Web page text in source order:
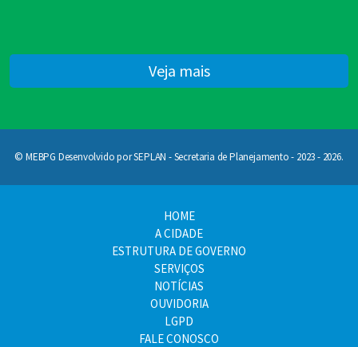
Veja mais
© MEBPG Desenvolvido por SEPLAN - Secretaria de Planejamento - 2023 - 2026.
HOME
A CIDADE
ESTRUTURA DE GOVERNO
SERVIÇOS
NOTÍCIAS
OUVIDORIA
LGPD
FALE CONOSCO